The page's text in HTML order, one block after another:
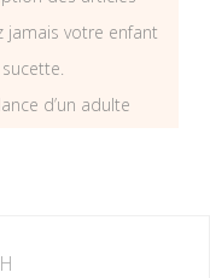
jamais votre enfant
d’un adulte